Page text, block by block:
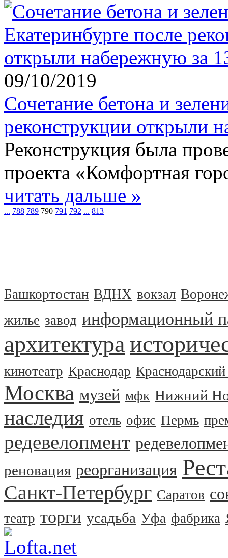
09/10/2019
Сочетание бетона и
реконструкции открыли
Реконструкция была
проекта «Комфортная
читать дальше »
... 788 789 790 791 792 ... 813
Башкортостан ВДНХ вокзал
жилье завод информационный
архитектура
кинотеатр Краснодар
Москва музей мфк Нижний
наследия отель офис Пермь
редевелопмент
реновация реорганизация
Санкт-Петербург Саратов
театр торги усадьба Уфа фабрика